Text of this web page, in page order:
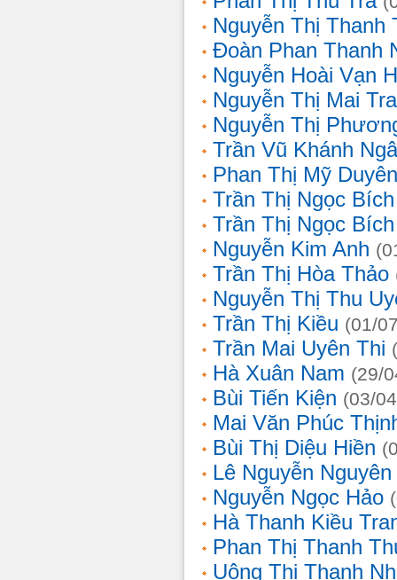
Nguyễn Thị Thanh
Đoàn Phan Thanh
Nguyễn Hoài Vạn
Nguyễn Thị Mai
Nguyễn Thị
Trần Vũ Khánh
Phan Thị Mỹ Duyên
Trần Thị Ngọc Bích
Trần Thị Ngọc Bích
Nguyễn Kim Anh
Trần Thị Hòa Thảo
Nguyễn Thị Thu
Trần Thị Kiều (01/
Trần Mai Uyên Thi
Hà Xuân Nam (29/
Bùi Tiến Kiện (03/
Mai Văn Phúc
Bùi Thị Diệu Hiền
Lê Nguyễn
Nguyễn Ngọc Hảo
Hà Thanh Kiều
Phan Thị Thanh
Uông Thị Thanh